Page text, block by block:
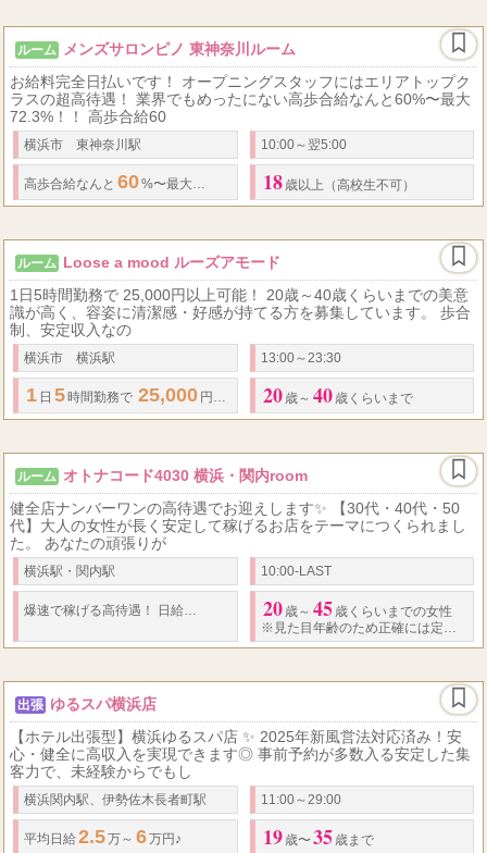
ルーム
メンズサロンピノ 東神奈川ルーム
お給料完全日払いです！ オープニングスタッフにはエリアトップク
ラスの超高待遇！ 業界でもめったにない高歩合給なんと60%〜最大
72.3%！！ 高歩合給60
横浜市 東神奈川駅 10:00～翌5:00
高歩合給なんと 60%〜最大72.3 %！！ オプション・指名バック
18 歳以上（高校生不可）
ルーム Loose a mood ルーズアモード
1日5時間勤務で 25,000円以上可能！ 20歳～40歳くらいまでの美意
識が高く、容姿に清潔感・好感が持てる方を募集しています。 歩合
制、安定収入なの
横浜市 横浜駅 13:00～23:30
1 日 5 時間勤務で 25,000 円以上可能！ 10時間勤務で 50,000
20 歳～ 40 歳くらいまで
ルーム オトナコード4030 横浜・関内room
健全店ナンバーワンの高待遇でお迎えします✨ 【30代・40代・50
代】大人の女性が長く安定して稼げるお店をテーマにつくられまし
た。 あなたの頑張りが
横浜駅・関内駅 10:00-LAST
爆速で稼げる高待遇！ 日給 70,000 円以上も夢じゃありません！ 歩合制
20 歳～ 45 歳くらいまでの女性
※見た目年齢のため正確には定めておりません
出張 ゆるスパ横浜店
【ホテル出張型】横浜ゆるスパ店 ✨ 2025年新風営法対応済み！安
心・健全に高収入を実現できます◎ 事前予約が多数入る安定した集
客力で、未経験からでもし
横浜関内駅、伊勢佐木長者町駅 11:00～29:00
平均日給 2.5万～ 6万円♪ 19 歳〜 35 歳まで